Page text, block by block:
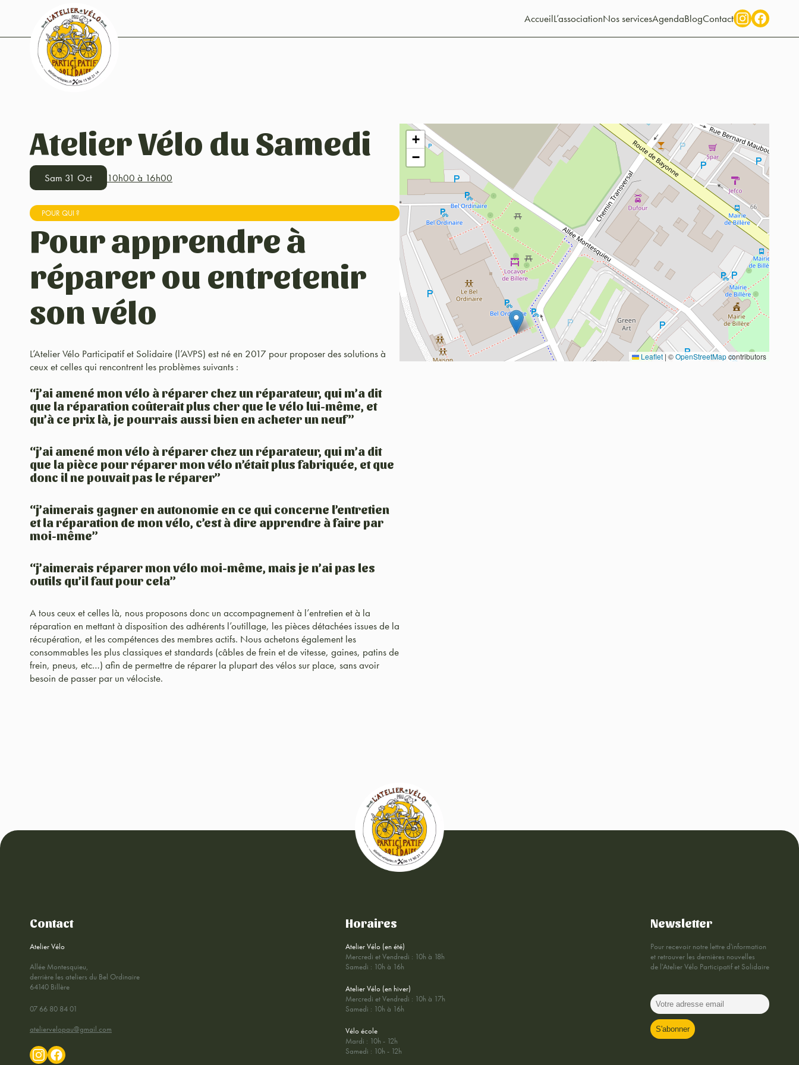
AccueilL’associationNos servicesAgendaBlogContact
Atelier Vélo du Samedi
Sam 31 Oct 10h00 à 16h00
POUR QUI ?
Pour apprendre à
réparer ou entretenir
son vélo
L’Atelier Vélo Participatif et Solidaire (l’AVPS) est né en 2017 pour proposer des solutions à
ceux et celles qui rencontrent les problèmes suivants :
“j’ai amené mon vélo à réparer chez un réparateur, qui m’a dit
que la réparation coûterait plus cher que le vélo lui-même, et
qu’à ce prix là, je pourrais aussi bien en acheter un neuf”
“j’ai amené mon vélo à réparer chez un réparateur, qui m’a dit
que la pièce pour réparer mon vélo n’était plus fabriquée, et que
donc il ne pouvait pas le réparer”
“j’aimerais gagner en autonomie en ce qui concerne l’entretien
et la réparation de mon vélo, c’est à dire apprendre à faire par
moi-même”
“j’aimerais réparer mon vélo moi-même, mais je n’ai pas les
outils qu’il faut pour cela”
A tous ceux et celles là, nous proposons donc un accompagnement à l’entretien et à la
réparation en mettant à disposition des adhérents l’outillage, les pièces détachées issues de la
récupération, et les compétences des membres actifs. Nous achetons également les
consommables les plus classiques et standards (câbles de frein et de vitesse, gaines, patins de
frein, pneus, etc…) afin de permettre de réparer la plupart des vélos sur place, sans avoir
besoin de passer par un vélociste.
+
−
Leaflet | ©OpenStreetMapcontributors
Contact
Atelier Vélo
Allée Montesquieu,
derrière les ateliers du Bel Ordinaire
64140 Billère
07 66 80 84 01
ateliervelopau@gmail.com
Horaires
Atelier Vélo (en été)
Mercredi et Vendredi : 10h à 18h
Samedi : 10h à 16h
Atelier Vélo (en hiver)
Mercredi et Vendredi : 10h à 17h
Samedi : 10h à 16h
Vélo école
Mardi : 10h - 12h
Samedi : 10h - 12h
Newsletter
Pour recevoir notre lettre d'information
et retrouver les dernières nouvelles
de l'Atelier Vélo Participatif et Solidaire